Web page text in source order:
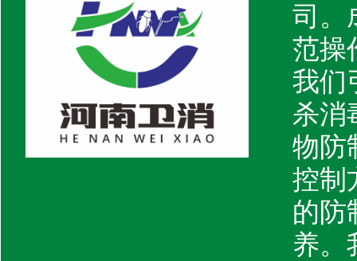
司。
范操
我们
杀消
物防
控制
的防
养。